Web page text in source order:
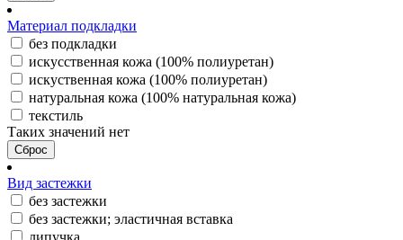
Материал подкладки
без подкладки
искусственная кожа (100% полиуретан)
искуственная кожа (100% полиуретан)
натуральная кожа (100% натуральная кожа)
текстиль
Таких значений нет
Сброс
Вид застежки
без застежки
без застежки; эластичная вставка
липучка